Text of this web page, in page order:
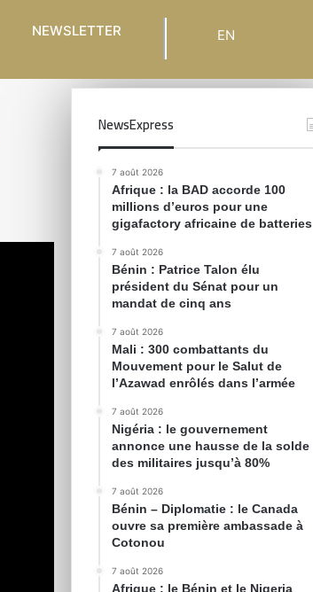
NEWSLETTER EN
NewsExpress
7 août 2026
Afrique : la BAD accorde 100
millions d’euros pour une
gigafactory africaine de batteries
7 août 2026
Bénin : Patrice Talon élu
président du Sénat pour un
mandat de cinq ans
7 août 2026
Mali : 300 combattants du
Mouvement pour le Salut de
l’Azawad enrôlés dans l’armée
7 août 2026
Nigéria : le gouvernement
annonce une hausse de la solde
des militaires jusqu’à 80%
7 août 2026
Bénin – Diplomatie : le Canada
ouvre sa première ambassade à
Cotonou
7 août 2026
Afrique : le Bénin et le Nigeria